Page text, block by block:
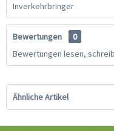
Inverkehrbringer
Bewertungen
0
Bewertungen lesen,
Ähnliche Artikel